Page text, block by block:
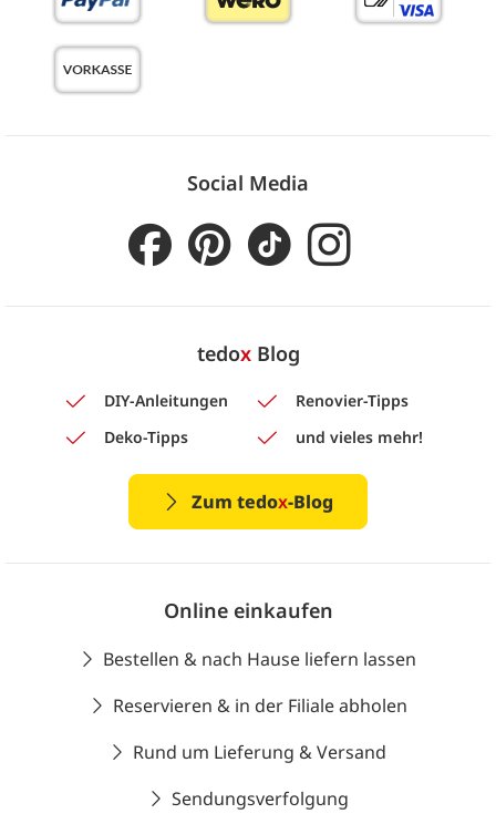
Social Media
tedoxBlog
DIY-Anleitungen
Renovier-Tipps
Deko-Tipps
und vieles mehr!
Zum tedox-Blog
Online einkaufen
Bestellen & nach Hause liefern lassen
Reservieren & in der Filiale abholen
Rund um Lieferung & Versand
Sendungsverfolgung